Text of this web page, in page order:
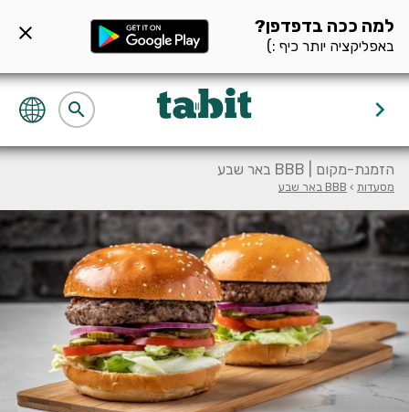
למה ככה בדפדפן?
באפליקציה יותר כיף :)
close
keyboard_arrow_right
search
הזמנת-מקום | BBB באר שבע
מסעדות › BBB באר שבע